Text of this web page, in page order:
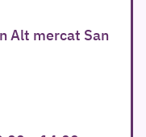
Alt mercat San